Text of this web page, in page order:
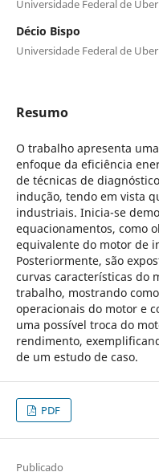
Universidade Federal de
Décio Bispo
Universidade Federal de
Resumo
O trabalho apresenta
enfoque da eficiência
de técnicas de
indução, tendo em vista
industriais. Inicia-se
equacionamentos, como
equivalente do motor de
Posteriormente, são
curvas características do
trabalho, mostrando
operacionais do motor e
uma possível troca do
rendimento,
de um estudo de caso.
PDF
Publicado